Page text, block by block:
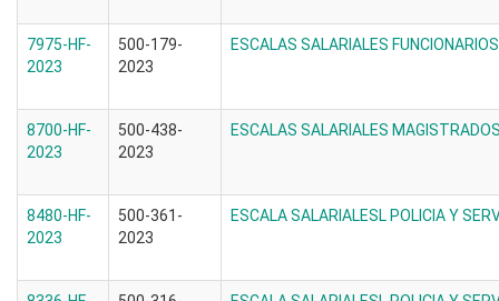
7975-HF-
2023
500-179-
2023
ESCALAS SALARIALES
8700-HF-
2023
500-438-
2023
ESCALAS SALARIALES
8480-HF-
2023
500-361-
2023
ESCALA SALARIALESL POLICIA Y